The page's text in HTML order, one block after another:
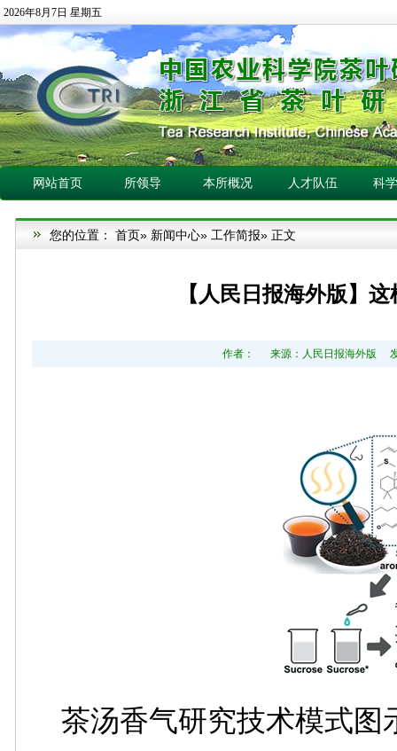
2026年8月7日 星期五
网站首页 所领导 本所概况 人才队伍 科
您的位置： 首页» 新闻中心» 工作简报» 正文
【人民日报海外版】
作者： 来源：人民日报海外版
茶汤香气研究技术模式图